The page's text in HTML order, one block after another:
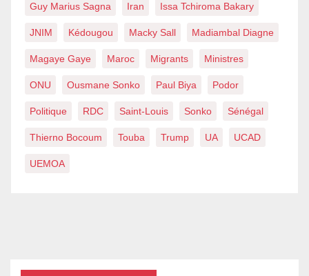
Guy Marius Sagna Iran Issa Tchiroma Bakary
JNIM Kédougou Macky Sall Madiambal Diagne
Magaye Gaye Maroc Migrants Ministres
ONU Ousmane Sonko Paul Biya Podor
Politique RDC Saint-Louis Sonko Sénégal
Thierno Bocoum Touba Trump UA UCAD
UEMOA